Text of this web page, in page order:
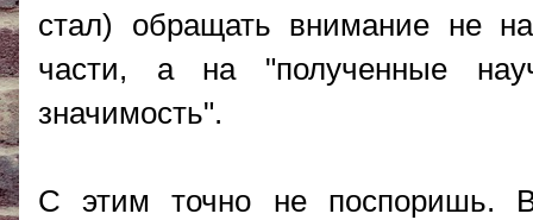
стал) обращать внимание не
части, а на "полученные
значимость".
С этим точно не поспоришь.